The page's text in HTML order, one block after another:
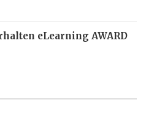
eLearning AWARD